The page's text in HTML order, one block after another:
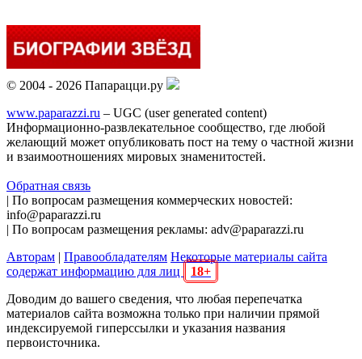
© 2004 - 2026 Папарацци.ру
www.paparazzi.ru – UGC (user generated content)
Информационно-развлекательное сообщество, где любой
желающий может опубликовать пост на тему о частной жизни
и взаимоотношениях мировых знаменитостей.
Обратная связь
| По вопросам размещения коммерческих новостей:
info@paparazzi.ru
| По вопросам размещения рекламы: adv@paparazzi.ru
Авторам | Правообладателям Некоторые материалы сайта
содержат информацию для лиц
18+
Доводим до вашего сведения, что любая перепечатка
материалов сайта возможна только при наличии прямой
индексируемой гиперссылки и указания названия
первоисточника.